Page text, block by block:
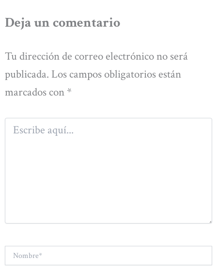
Deja un comentario
Tu dirección de correo electrónico no será
publicada. Los campos obligatorios están
marcados con *
Escribe
aquí...